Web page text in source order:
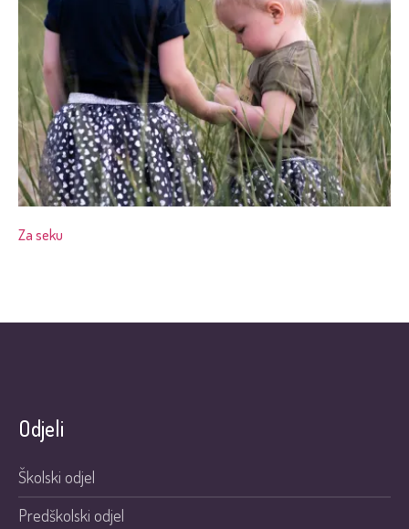
Za seku
Odjeli
Školski odjel
Predškolski odjel